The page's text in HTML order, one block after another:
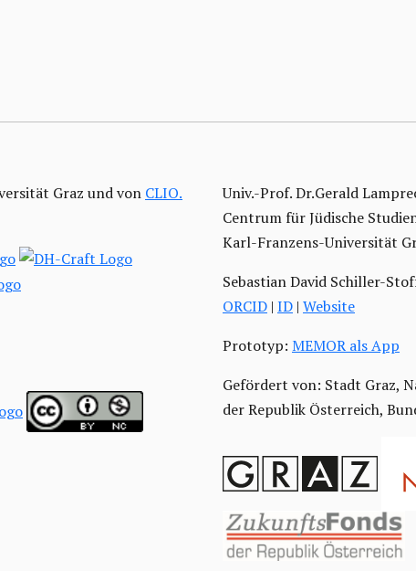
Graz und von CLIO.
Univ.-Prof. Dr.Gerald
Centrum für Jüdische
Karl-Franzens-Universität
Sebastian David Schiller-
ORCID | ID | Website
Prototyp: MEMOR als App
Gefördert von: Stadt Graz,
der Republik Österreich,